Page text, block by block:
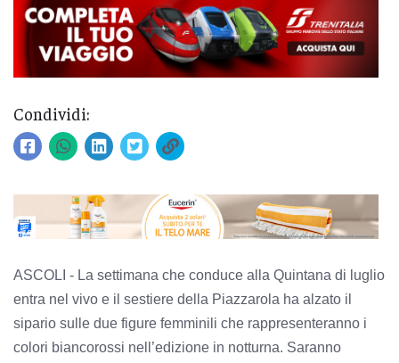
Condividi:
ASCOLI - La settimana che conduce alla Quintana di luglio
entra nel vivo e il sestiere della Piazzarola ha alzato il
sipario sulle due figure femminili che rappresenteranno i
colori biancorossi nell’edizione in notturna. Saranno